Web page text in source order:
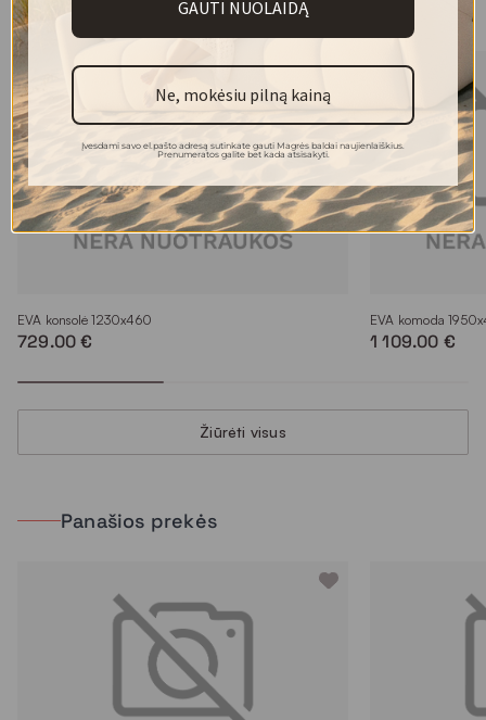
Kolekcijos modeliai
EVA konsolė 1230x460
729.00 €
EVA komoda
1 109.00 €
Žiūrėti visus
Panašios prekės
GAUTI NUOLAIDĄ
Ne, mokėsiu pilną kainą
Įvesdami savo el.pašto adresą sutinkate gauti Magrės baldai naujienlaiškius.
Prenumeratos galite bet kada atsisakyti.